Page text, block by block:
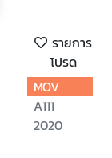
รายการ
โปรด
MOV
A111
2020